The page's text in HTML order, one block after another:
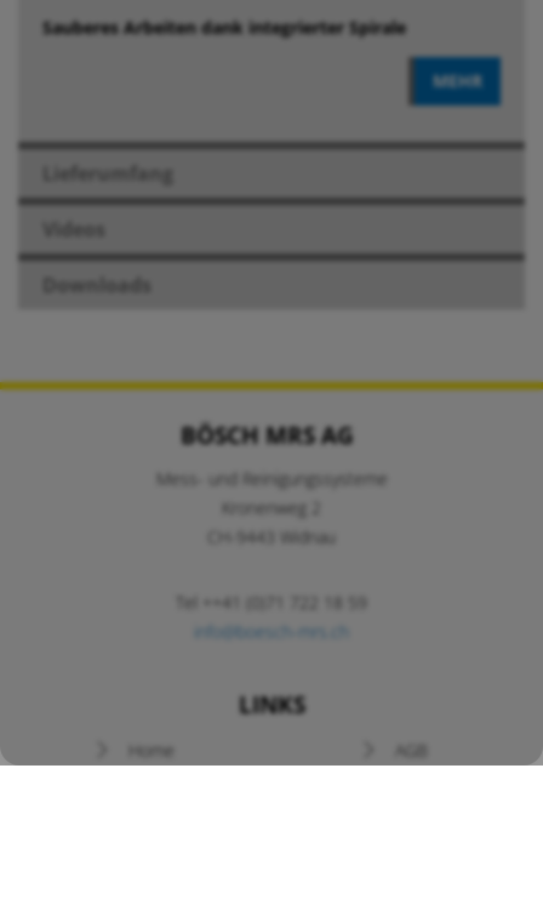
Sauberes Arbeiten dank integrierter Spirale
MEHR
Lieferumfang
Videos
Downloads
BÖSCH MRS AG
Mess- und Reinigungssysteme
Kronenweg 2
CH-9443 Widnau
Tel ++41 (0)71 722 18 59
info@boesch-mrs.ch
LINKS
überspringen
Home
AGB